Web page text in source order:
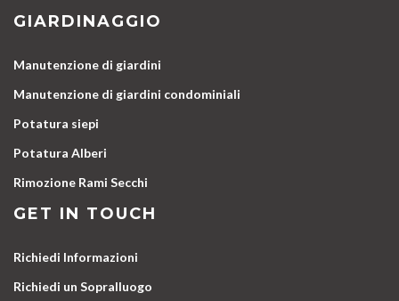
GIARDINAGGIO
Manutenzione di giardini
Manutenzione di giardini condominiali
Potatura siepi
Potatura Alberi
Rimozione Rami Secchi
GET IN TOUCH
Richiedi Informazioni
Richiedi un Sopralluogo